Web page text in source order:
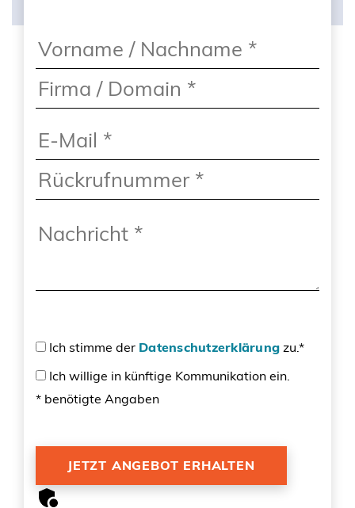
Ich stimme der Datenschutzerklärung zu.*
Ich willige in künftige Kommunikation ein.
* benötigte Angaben